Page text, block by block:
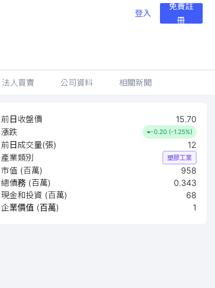
登入
免費註
冊
法人買賣 公司資料 相關新聞
前日收盤價
15.70
漲跌
-0.20 (-1.25%)
前日成交量(張)
12
產業類別
塑膠工業
市值 (百萬)
958
總債務 (百萬)
0.343
現金和投資 (百萬)
68
企業價值 (百萬)
1